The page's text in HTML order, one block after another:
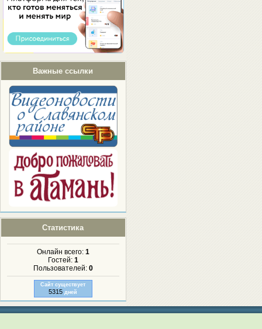
Важные ссылки
Статистика
Онлайн всего: 1
Гостей: 1
Пользователей: 0
Сайт существует
5315 дней